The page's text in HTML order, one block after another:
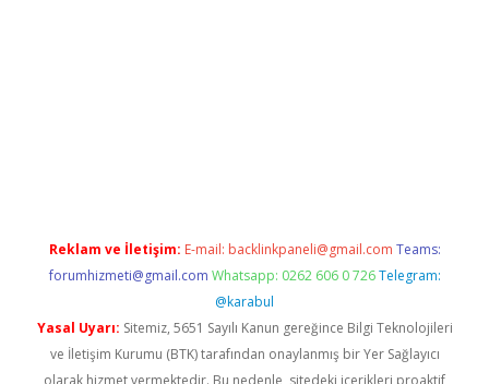
Reklam ve İletişim: E-mail: backlinkpaneli@gmail.com Teams:
forumhizmeti@gmail.com Whatsapp: 0262 606 0 726 Telegram:
@karabul
Yasal Uyarı: Sitemiz, 5651 Sayılı Kanun gereğince Bilgi Teknolojileri
ve İletişim Kurumu (BTK) tarafından onaylanmış bir Yer Sağlayıcı
olarak hizmet vermektedir. Bu nedenle, sitedeki içerikleri proaktif